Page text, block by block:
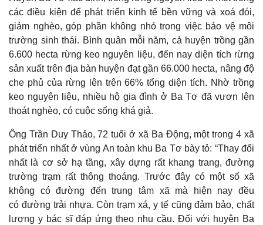
Thể thao
Bóng đá
Lịch thi đấu bóng đá
Thế giới thể thao
eSports
Hậu trường
Ô tô - Xe máy
Ô tô
Xe máy
các điều kiện để phát triển kinh tế bền vững và xoá đói,
giảm nghèo, góp phần không nhỏ trong việc bảo vệ môi
trường sinh thái. Bình quân mỗi năm, cả huyện trồng gần
6.600 hecta rừng keo nguyên liệu, đến nay diện tích rừng
sản xuất trên địa bàn huyện đạt gần 66.000 hecta, nâng độ
che phủ của rừng lên trên 66% tổng diện tích. Nhờ trồng
keo nguyên liệu, nhiều hộ gia đình ở Ba Tơ đã vươn lên
thoát nghèo, có cuộc sống khá giả.
Ông Trần Duy Thảo, 72 tuổi ở xã Ba Động, một trong 4 xã
phát triển nhất ở vùng An toàn khu Ba Tơ bày tỏ: “Thay đổi
nhất là cơ sở hạ tầng, xây dựng rất khang trang, đường
trường trạm rất thông thoáng. Trước đây có một số xã
không có đường đến trung tâm xã mà hiện nay đều
có đường trải nhựa. Còn trạm xá, y tế cũng đảm bảo, chất
lượng y bác sĩ đáp ứng theo nhu cầu. Đối với huyện Ba